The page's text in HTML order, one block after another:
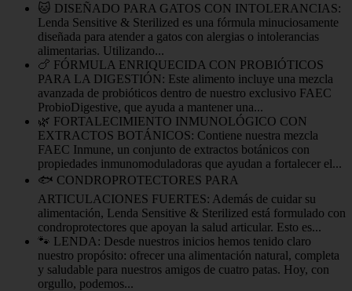
🐱 DISEÑADO PARA GATOS CON INTOLERANCIAS:
Lenda Sensitive & Sterilized es una fórmula minuciosamente
diseñada para atender a gatos con alergias o intolerancias
alimentarias. Utilizando...
🍗 FÓRMULA ENRIQUECIDA CON PROBIÓTICOS
PARA LA DIGESTIÓN: Este alimento incluye una mezcla
avanzada de probióticos dentro de nuestro exclusivo FAEC
ProbioDigestive, que ayuda a mantener una...
🌿 FORTALECIMIENTO INMUNOLÓGICO CON
EXTRACTOS BOTÁNICOS: Contiene nuestra mezcla
FAEC Inmune, un conjunto de extractos botánicos con
propiedades inmunomoduladoras que ayudan a fortalecer el...
🐟 CONDROPROTECTORES PARA
ARTICULACIONES FUERTES: Además de cuidar su
alimentación, Lenda Sensitive & Sterilized está formulado con
condroprotectores que apoyan la salud articular. Esto es...
🐾 LENDA: Desde nuestros inicios hemos tenido claro
nuestro propósito: ofrecer una alimentación natural, completa
y saludable para nuestros amigos de cuatro patas. Hoy, con
orgullo, podemos...